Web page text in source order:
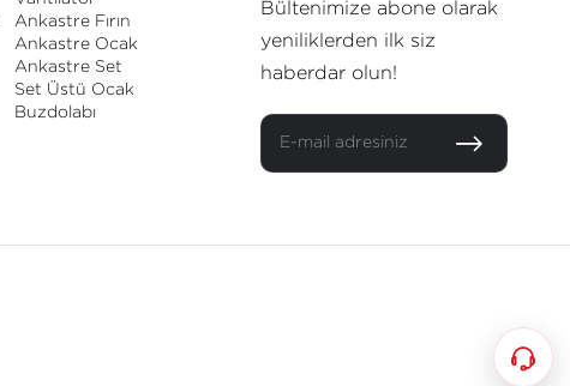
Ankastre Fırın
Ankastre Ocak
Ankastre Set
Set Üstü Ocak
Buzdolabı
Bültenimize abone olarak
yeniliklerden ilk siz
haberdar olun!